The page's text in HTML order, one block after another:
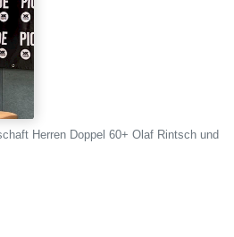
Herren Doppel 60+ Olaf Rintsch und